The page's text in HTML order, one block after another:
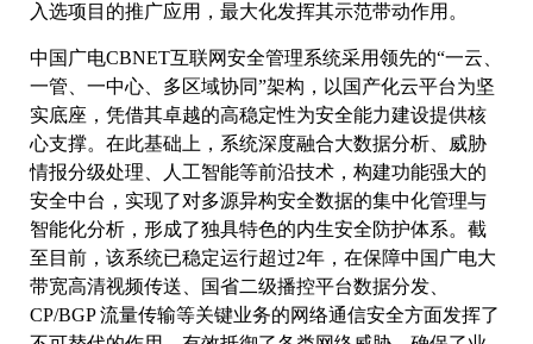
入选项目的推广应用，最大化发挥其示范带动作用。
中国广电CBNET互联网安全管理系统采用领先的“一云、
一管、一中心、多区域协同”架构，以国产化云平台为坚
实底座，凭借其卓越的高稳定性为安全能力建设提供核
心支撑。在此基础上，系统深度融合大数据分析、威胁
情报分级处理、人工智能等前沿技术，构建功能强大的
安全中台，实现了对多源异构安全数据的集中化管理与
智能化分析，形成了独具特色的内生安全防护体系。截
至目前，该系统已稳定运行超过2年，在保障中国广电大
带宽高清视频传送、国省二级播控平台数据分发、
CP/BGP 流量传输等关键业务的网络通信安全方面发挥了